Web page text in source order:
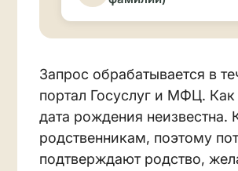
Запрос обрабатывается в
портал Госуслуг и МФЦ.
дата рождения
родственникам, поэтому
подтверждают родство,